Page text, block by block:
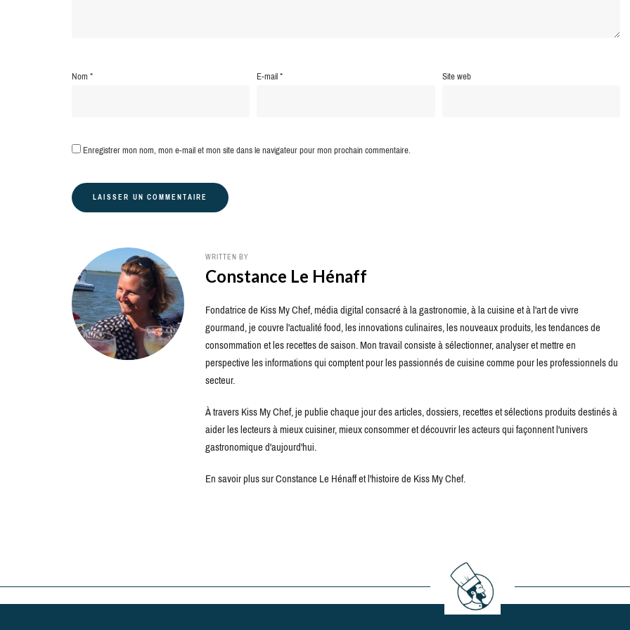
Nom* E-mail* Site web
Enregistrer mon nom, mon e-mail et mon site dans le navigateur pour mon prochain commentaire.
WRITTEN BY
Constance Le Hénaff
Fondatrice de Kiss My Chef, média digital consacré à la gastronomie, à la cuisine et à l'art de vivre
gourmand, je couvre l'actualité food, les innovations culinaires, les nouveaux produits, les tendances de
consommation et les recettes de saison. Mon travail consiste à sélectionner, analyser et mettre en
perspective les informations qui comptent pour les passionnés de cuisine comme pour les professionnels du
secteur.
À travers Kiss My Chef, je publie chaque jour des articles, dossiers, recettes et sélections produits destinés à
aider les lecteurs à mieux cuisiner, mieux consommer et découvrir les acteurs qui façonnent l'univers
gastronomique d'aujourd'hui.
En savoir plus sur Constance Le Hénaff et l'histoire de Kiss My Chef.